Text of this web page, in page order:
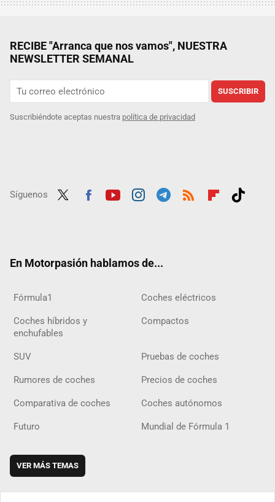
RECIBE "Arranca que nos vamos", NUESTRA
NEWSLETTER SEMANAL
SUSCRIBIR
Suscribiéndote aceptas nuestra política de privacidad
Síguenos
En Motorpasión hablamos de...
Fórmula1 Coches eléctricos
Coches híbridos y
enchufables
Compactos
SUV Pruebas de coches
Rumores de coches Precios de coches
Comparativa de coches Coches autónomos
Futuro Mundial de Fórmula 1
VER MÁS TEMAS